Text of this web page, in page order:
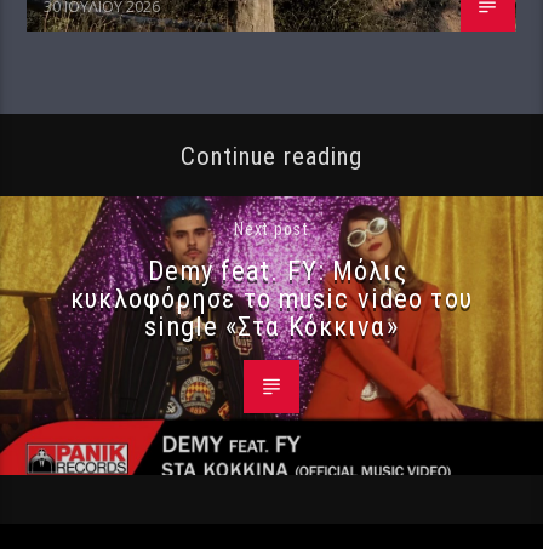
30 ΙΟΥΛΊΟΥ 2026
Continue reading
Next post
Demy feat. FY: Μόλις
κυκλοφόρησε το music video του
single «Στα Κόκκινα»